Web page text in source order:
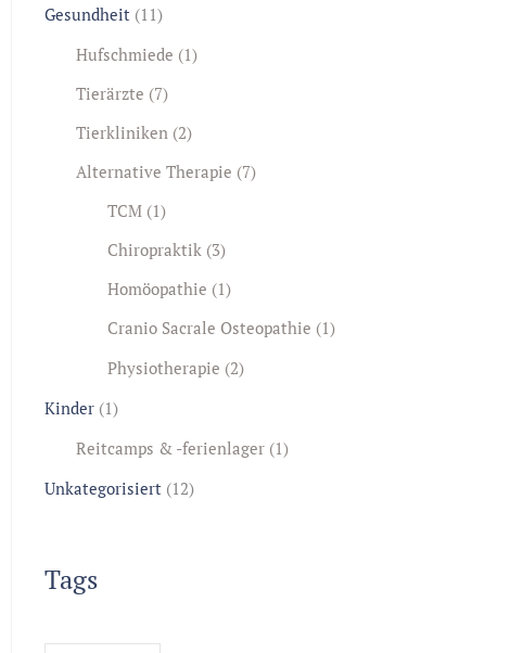
Gesundheit (11)
Hufschmiede (1)
Tierärzte (7)
Tierkliniken (2)
Alternative Therapie (7)
TCM (1)
Chiropraktik (3)
Homöopathie (1)
Cranio Sacrale Osteopathie (1)
Physiotherapie (2)
Kinder (1)
Reitcamps & -ferienlager (1)
Unkategorisiert (12)
Tags